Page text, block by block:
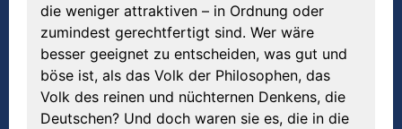
die weniger attraktiven – in Ordnung oder
zumindest gerechtfertigt sind. Wer wäre
besser geeignet zu entscheiden, was gut und
böse ist, als das Volk der Philosophen, das
Volk des reinen und nüchternen Denkens, die
Deutschen? Und doch waren sie es, die in die